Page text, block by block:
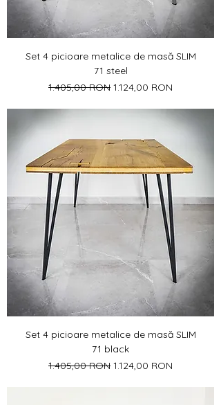
Set 4 picioare metalice de masă SLIM
71 steel
Preț normal
1.405,00 RON Preț redus
1.124,00 RON
Set 4 picioare metalice de masă SLIM
71 black
Preț normal
1.405,00 RON Preț redus
1.124,00 RON